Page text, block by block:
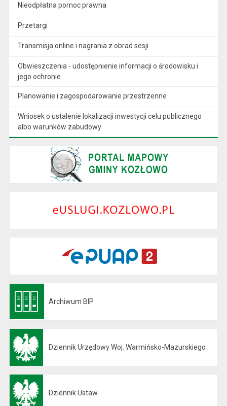
Nieodpłatna pomoc prawna
Przetargi
Transmisja online i nagrania z obrad sesji
Obwieszczenia - udostępnienie informacji o środowisku i
jego ochronie
Planowanie i zagospodarowanie przestrzenne
Wniosek o ustalenie lokalizacji inwestycji celu publicznego
albo warunków zabudowy
Archiwum BIP
Dziennik Urzędowy Woj. Warmińsko-Mazurskiego
Dziennik Ustaw